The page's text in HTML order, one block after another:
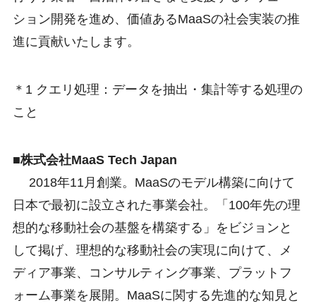
ション開発を進め、価値あるMaaSの社会実装の推
進に貢献いたします。
＊1 クエリ処理：データを抽出・集計等する処理の
こと
■株式会社MaaS Tech Japan
2018年11月創業。MaaSのモデル構築に向けて
日本で最初に設立された事業会社。「100年先の理
想的な移動社会の基盤を構築する」をビジョンと
して掲げ、理想的な移動社会の実現に向けて、メ
ディア事業、コンサルティング事業、プラットフ
ォーム事業を展開。MaaSに関する先進的な知見と